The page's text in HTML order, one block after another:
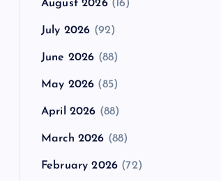
August 2026(16)
July 2026 (92)
June 2026 (88)
May 2026 (85)
April 2026 (88)
March 2026 (88)
February 2026 (72)